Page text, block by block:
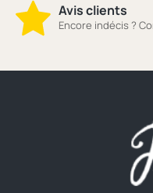
Avis clients
Encore indécis ?